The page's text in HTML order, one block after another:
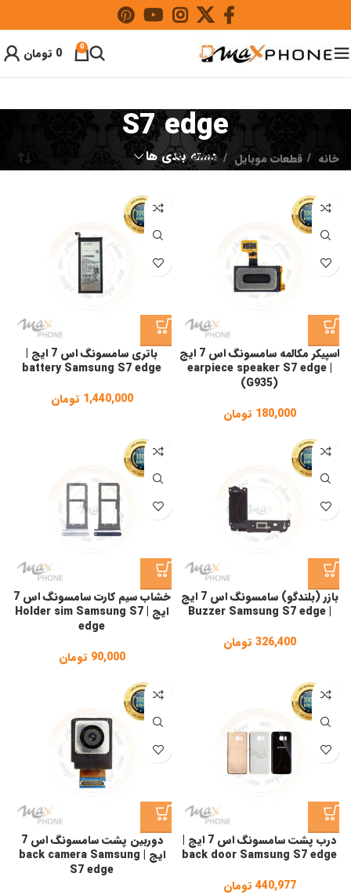
0
0 تومان
S7 edge
دسته بندی ها خانه قطعات موبایل S7 edge
اسپیکر مکالمه سامسونگ اس 7 ایج
| earpiece speaker S7 edge
(G935)
180,000 تومان
باتری سامسونگ اس 7 ایج |
battery Samsung S7 edge
1,440,000 تومان
بازر (بلندگو) سامسونگ اس 7 ایج
| Buzzer Samsung S7 edge
326,400 تومان
خشاب سیم کارت سامسونگ اس 7
ایج | Holder sim Samsung S7
edge
90,000 تومان
درب پشت سامسونگ اس 7 ایج |
back door Samsung S7 edge
440,977 تومان
دوربین پشت سامسونگ اس 7
ایج | back camera Samsung
S7 edge